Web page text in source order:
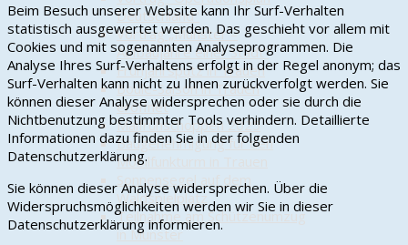
Deutschland"
Vortrag „Munster –
Aufbaujahre einer Stadt“
Frühjahrsputz in Trauen
Boule-Saison in Trauen
eröffnet
Maifrühschoppen 2025
Baugenehmigung für den
Mobilfunkturm in Trauen
Sonnensegel auf dem
Waldspielplatz
Teilnahme am Schützenumzug
in Munster
Beim Besuch unserer Website kann Ihr Surf-Verhalten
statistisch ausgewertet werden. Das geschieht vor allem mit
Cookies und mit sogenannten Analyseprogrammen. Die
Analyse Ihres Surf-Verhaltens erfolgt in der Regel anonym; das
Surf-Verhalten kann nicht zu Ihnen zurückverfolgt werden. Sie
können dieser Analyse widersprechen oder sie durch die
Nichtbenutzung bestimmter Tools verhindern. Detaillierte
Informationen dazu finden Sie in der folgenden
Datenschutzerklärung.
Sie können dieser Analyse widersprechen. Über die
Widerspruchsmöglichkeiten werden wir Sie in dieser
Datenschutzerklärung informieren.